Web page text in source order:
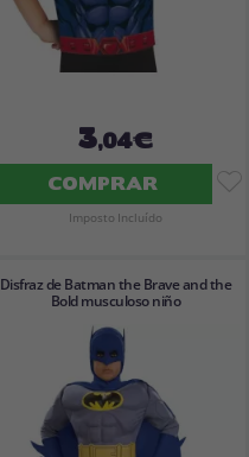
3,04€
COMPRAR
Imposto Incluído
Disfraz de Batman the Brave and the
Bold musculoso niño